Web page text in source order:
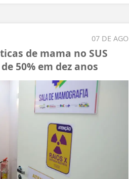
07 DE AGO
de mama no SUS
50% em dez anos